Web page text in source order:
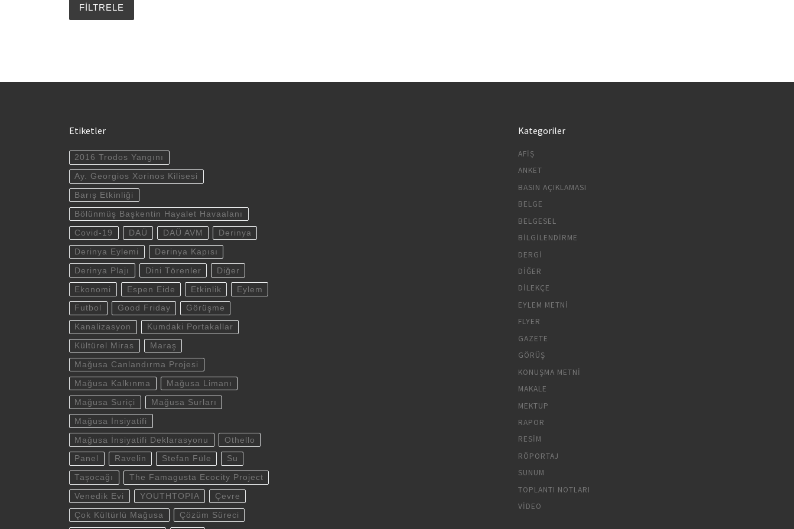
Etiketler
2016 Trodos Yangını
Ay. Georgios Xorinos Kilisesi
Barış Etkinliği
Bölünmüş Başkentin Hayalet Havaalanı
Covid-19 DAÜ DAÜ AVM Derinya
Derinya Eylemi Derinya Kapısı
Derinya Plajı Dini Törenler Diğer
Ekonomi Espen Eide Etkinlik Eylem
Futbol Good Friday Görüşme
Kanalizasyon Kumdaki Portakallar
Kültürel Miras Maraş
Mağusa Canlandırma Projesi
Mağusa Kalkınma Mağusa Limanı
Mağusa Suriçi Mağusa Surları
Mağusa İnsiyatifi
Mağusa İnsiyatifi Deklarasyonu Othello
Panel Ravelin Stefan Füle Su
Taşocağı The Famagusta Ecocity Project
Venedik Evi YOUTHTOPIA Çevre
Çok Kültürlü Mağusa Çözüm Süreci
Kategoriler
AFIŞ
ANKET
BASIN AÇIKLAMASI
BELGE
BELGESEL
BILGILENDIRME
DERGI
DIĞER
DILEKÇE
EYLEM METNI
FLYER
GAZETE
GÖRÜŞ
KONUŞMA METNI
MAKALE
MEKTUP
RAPOR
RESIM
RÖPORTAJ
SUNUM
TOPLANTI NOTLARI
VIDEO